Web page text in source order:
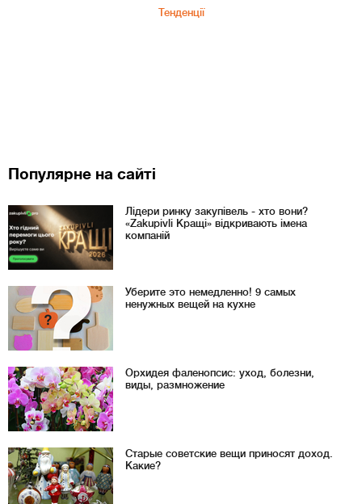
Тенденції
Популярне на сайті
Лідери ринку закупівель - хто вони?
«Zakupivli Кращі» відкривають імена
компаній
Уберите это немедленно! 9 самых
ненужных вещей на кухне
Орхидея фаленопсис: уход, болезни,
виды, размножение
Старые советские вещи приносят доход.
Какие?